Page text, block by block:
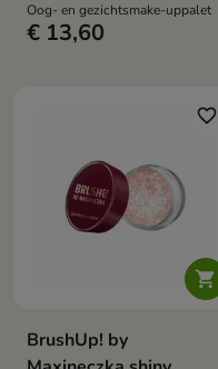
Oog- en gezichtsmake-uppalet
€ 13,60

favorite_border
BrushUp! by